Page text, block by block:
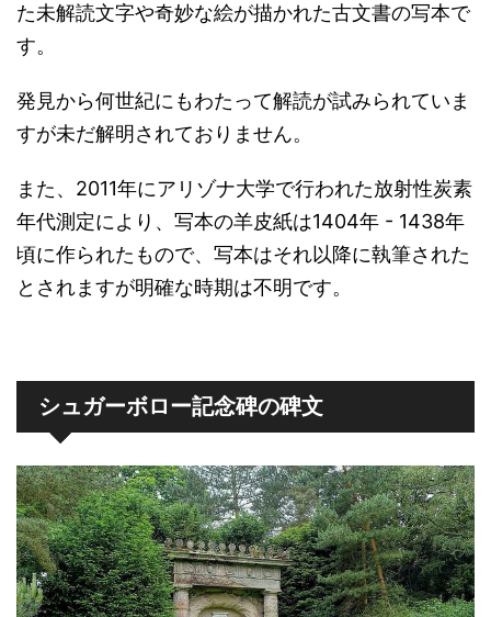
た未解読文字や奇妙な絵が描かれた古文書の写本で
す。
発見から何世紀にもわたって解読が試みられていま
すが未だ解明されておりません。
また、2011年にアリゾナ大学で行われた放射性炭素
年代測定により、写本の羊皮紙は1404年 - 1438年
頃に作られたもので、写本はそれ以降に執筆された
とされますが明確な時期は不明です。
シュガーボロー記念碑の碑文